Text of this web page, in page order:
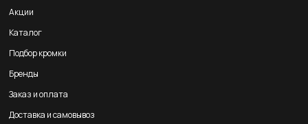
Акции
Каталог
Подбор кромки
Бренды
Заказ и оплата
Доставка и самовывоз